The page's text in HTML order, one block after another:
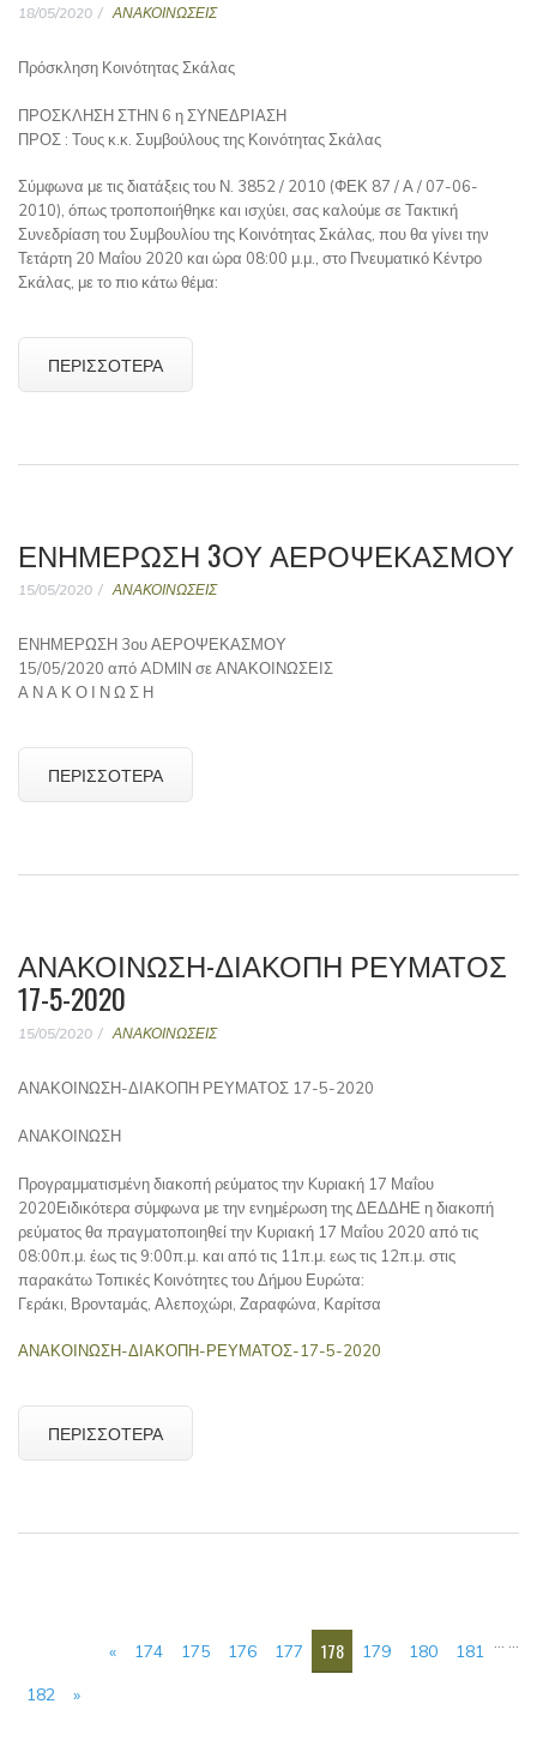
18/05/2020 ΑΝΑΚΟΙΝΩΣΕΙΣ
Πρόσκληση Κοινότητας Σκάλας
ΠΡΟΣΚΛΗΣΗ ΣΤΗΝ 6 η ΣΥΝΕΔΡΙΑΣΗ
ΠΡΟΣ : Τους κ.κ. Συμβούλους της Κοινότητας Σκάλας
Σύμφωνα με τις διατάξεις του Ν. 3852 / 2010 (ΦΕΚ 87 / Α / 07-06-
2010), όπως τροποποιήθηκε και ισχύει, σας καλούμε σε Τακτική
Συνεδρίαση του Συμβουλίου της Κοινότητας Σκάλας, που θα γίνει την
Τετάρτη 20 Μαΐου 2020 και ώρα 08:00 μ.μ., στο Πνευματικό Κέντρο
Σκάλας, με το πιο κάτω θέμα:
ΠΕΡΙΣΣΌΤΕΡΑ
ΕΝΗΜΕΡΩΣΗ 3ΟΥ ΑΕΡΟΨΕΚΑΣΜΟΥ
15/05/2020 ΑΝΑΚΟΙΝΩΣΕΙΣ
ΕΝΗΜΕΡΩΣΗ 3ου ΑΕΡΟΨΕΚΑΣΜΟΥ
15/05/2020 από ADMIN σε ΑΝΑΚΟΙΝΩΣΕΙΣ
Α Ν Α Κ Ο Ι Ν Ω Σ Η
ΠΕΡΙΣΣΌΤΕΡΑ
ΑΝΑΚΟΙΝΩΣΗ-ΔΙΑΚΟΠΗ ΡΕΥΜΑΤΟΣ
17-5-2020
15/05/2020 ΑΝΑΚΟΙΝΩΣΕΙΣ
ΑΝΑΚΟΙΝΩΣΗ-ΔΙΑΚΟΠΗ ΡΕΥΜΑΤΟΣ 17-5-2020
ΑΝΑΚΟΙΝΩΣΗ
Προγραμματισμένη διακοπή ρεύματος την Kυριακή 17 Μαΐου
2020Ειδικότερα σύμφωνα με την ενημέρωση της ΔΕΔΔΗΕ η διακοπή
ρεύματος θα πραγματοποιηθεί την Κυριακή 17 Μαΐου 2020 από τις
08:00π.μ. έως τις 9:00π.μ. και από τις 11π.μ. εως τις 12π.μ. στις
παρακάτω Τοπικές Κοινότητες του Δήμου Ευρώτα:
Γεράκι, Βρονταμάς, Αλεποχώρι, Ζαραφώνα, Καρίτσα
ΑΝΑΚΟΙΝΩΣΗ-ΔΙΑΚΟΠΗ-ΡΕΥΜΑΤΟΣ-17-5-2020
ΠΕΡΙΣΣΌΤΕΡΑ
« 174 175 176 177 178 179 180
181
182
»